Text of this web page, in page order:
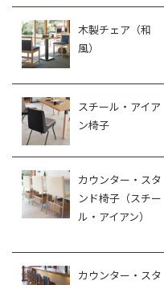
木製チェア（和
風）
スチール・アイア
ン椅子
カウンター・スタ
ンド椅子（スチー
ル・アイアン）
カウンター・スタ